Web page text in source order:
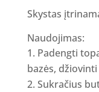
Skystas
Naudojimas:
Padengti
bazės, džiovinti
Sukračius